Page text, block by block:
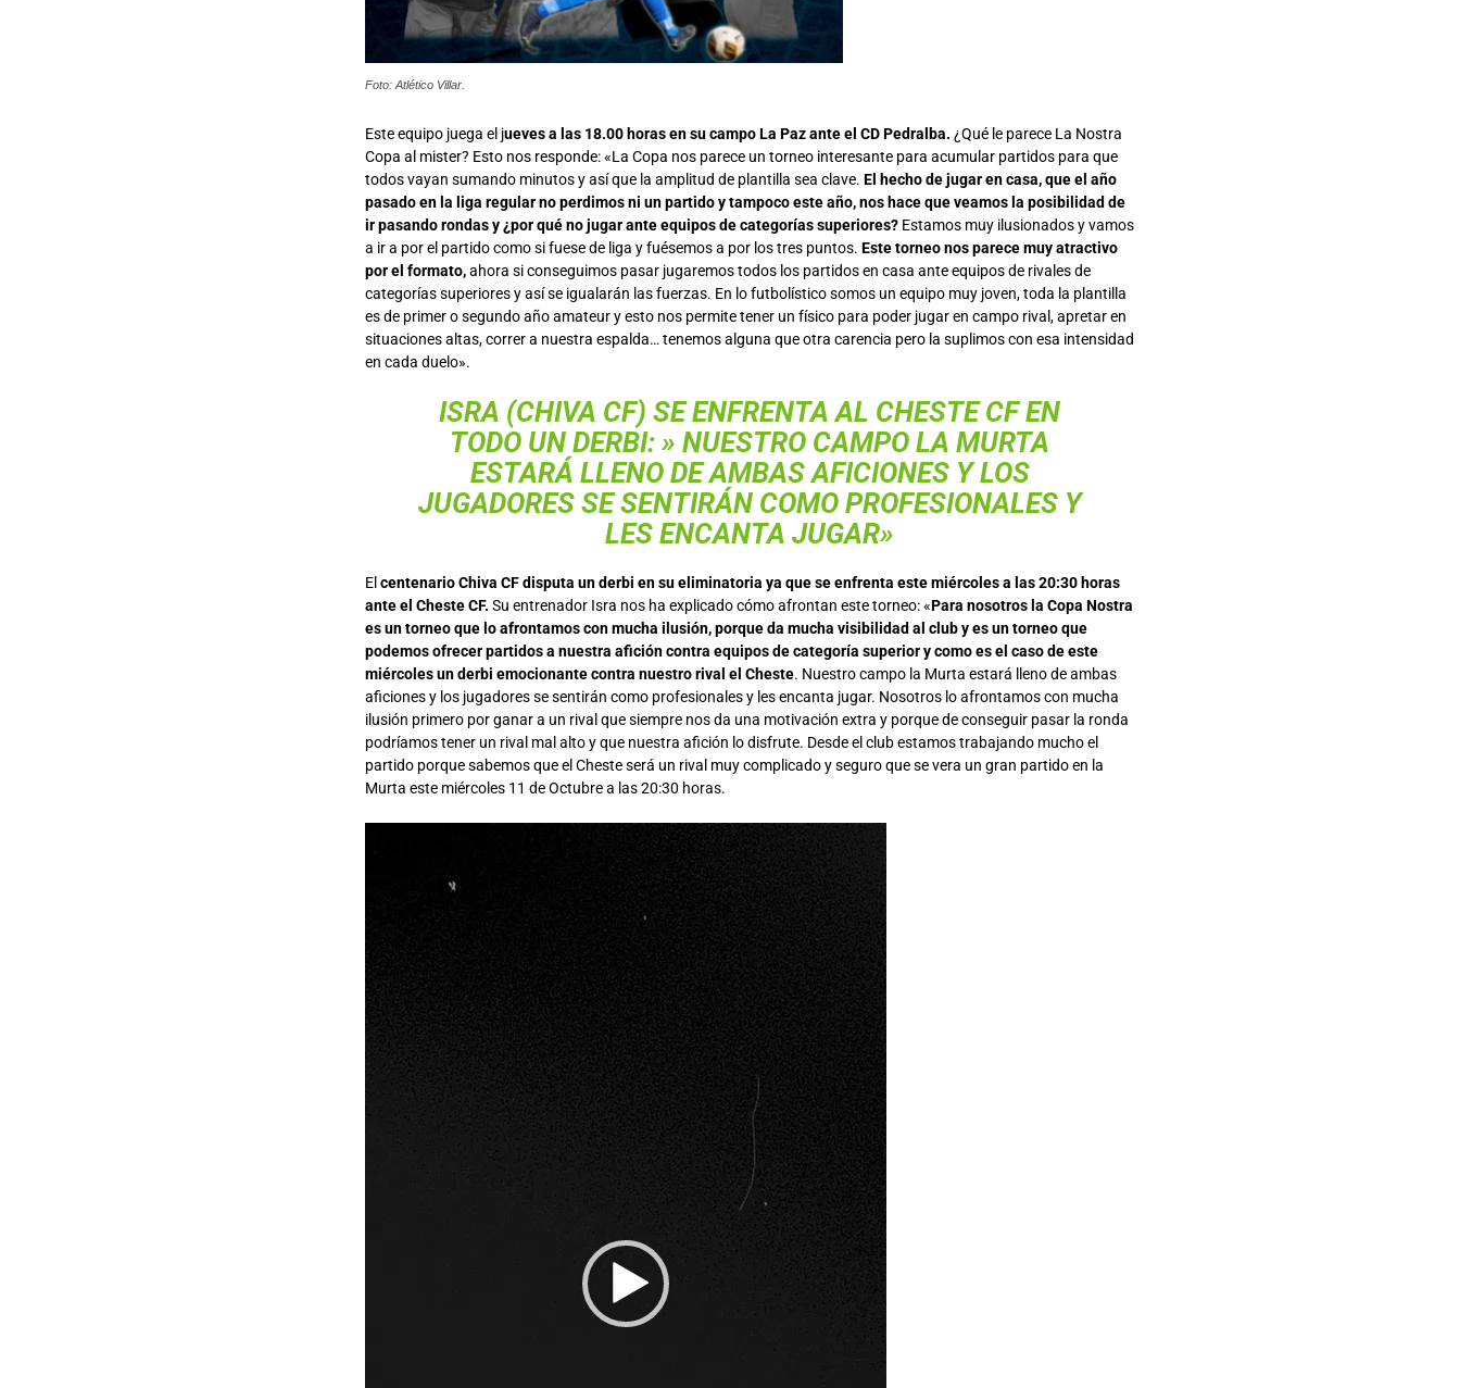
Foto: Atlético Villar.
Este equipo juega el jueves a las 18.00 horas en su campo La Paz ante el CD Pedralba. ¿Qué le parece La Nostra
Copa al mister? Esto nos responde: «La Copa nos parece un torneo interesante para acumular partidos para que
todos vayan sumando minutos y así que la amplitud de plantilla sea clave. El hecho de jugar en casa, que el año
pasado en la liga regular no perdimos ni un partido y tampoco este año, nos hace que veamos la posibilidad de
ir pasando rondas y ¿por qué no jugar ante equipos de categorías superiores? Estamos muy ilusionados y vamos
a ir a por el partido como si fuese de liga y fuésemos a por los tres puntos. Este torneo nos parece muy atractivo
por el formato,ahora si conseguimos pasar jugaremos todos los partidos en casa ante equipos de rivales de
categorías superiores y así se igualarán las fuerzas. En lo futbolístico somos un equipo muy joven, toda la plantilla
es de primer o segundo año amateur y esto nos permite tener un físico para poder jugar en campo rival, apretar en
situaciones altas, correr a nuestra espalda… tenemos alguna que otra carencia pero la suplimos con esa intensidad
en cada duelo».
ISRA (CHIVA CF) SE ENFRENTA AL CHESTE CF EN
TODO UN DERBI: » NUESTRO CAMPO LA MURTA
ESTARÁ LLENO DE AMBAS AFICIONES Y LOS
JUGADORES SE SENTIRÁN COMO PROFESIONALES Y
LES ENCANTA JUGAR»
El centenario Chiva CF disputa un derbi en su eliminatoria ya que se enfrenta este miércoles a las 20:30 horas
ante el Cheste CF. Su entrenador Isra nos ha explicado cómo afrontan este torneo: «Para nosotros la Copa Nostra
es un torneo que lo afrontamos con mucha ilusión, porque da mucha visibilidad al club y es un torneo que
podemos ofrecer partidos a nuestra afición contra equipos de categoría superior y como es el caso de este
miércoles un derbi emocionante contra nuestro rival el Cheste. Nuestro campo la Murta estará lleno de ambas
aficiones y los jugadores se sentirán como profesionales y les encanta jugar. Nosotros lo afrontamos con mucha
ilusión primero por ganar a un rival que siempre nos da una motivación extra y porque de conseguir pasar la ronda
podríamos tener un rival mal alto y que nuestra afición lo disfrute. Desde el club estamos trabajando mucho el
partido porque sabemos que el Cheste será un rival muy complicado y seguro que se vera un gran partido en la
Murta este miércoles 11 de Octubre a las 20:30 horas.